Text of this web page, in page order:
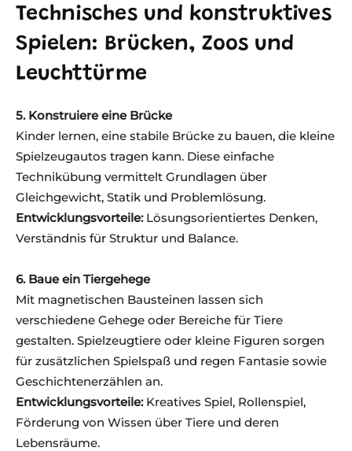
Technisches und konstruktives
Spielen: Brücken, Zoos und
Leuchttürme
5. Konstruiere eine Brücke
Kinder lernen, eine stabile Brücke zu bauen, die kleine
Spielzeugautos tragen kann. Diese einfache
Technikübung vermittelt Grundlagen über
Gleichgewicht, Statik und Problemlösung.
Entwicklungsvorteile:Lösungsorientiertes Denken,
Verständnis für Struktur und Balance.
6. Baue ein Tiergehege
Mit magnetischen Bausteinen lassen sich
verschiedene Gehege oder Bereiche für Tiere
gestalten. Spielzeugtiere oder kleine Figuren sorgen
für zusätzlichen Spielspaß und regen Fantasie sowie
Geschichtenerzählen an.
Entwicklungsvorteile:Kreatives Spiel, Rollenspiel,
Förderung von Wissen über Tiere und deren
Lebensräume.